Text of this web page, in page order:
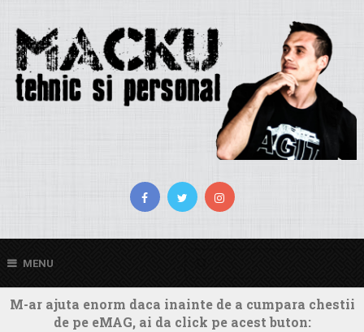
MENU
M-ar ajuta enorm daca inainte de a cumpara chestii
de pe eMAG, ai da click pe acest buton: